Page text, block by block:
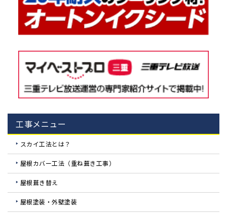
工事メニュー
スカイ工法とは？
屋根カバー工法（重ね葺き工事）
屋根葺き替え
屋根塗装・外壁塗装